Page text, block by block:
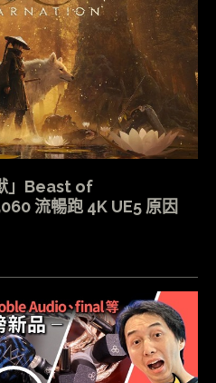
」Beast of
流暢跑 4K UE5 原因